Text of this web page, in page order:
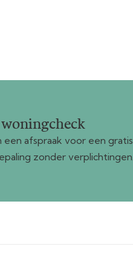
een afspraak voor een gratis
zonder verplichtingen.